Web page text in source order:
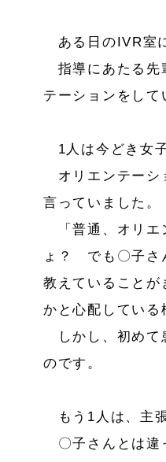
ある日のIVR室
指導にあたる先
テーションをして
1人は今どき女
オリエンテーシ
言っていました。
「普通、オリエ
ょ？ でも〇子さ
教えていること
かと心配している
しかし、初めて
のです。
もう1人は、主
〇子さんとは違